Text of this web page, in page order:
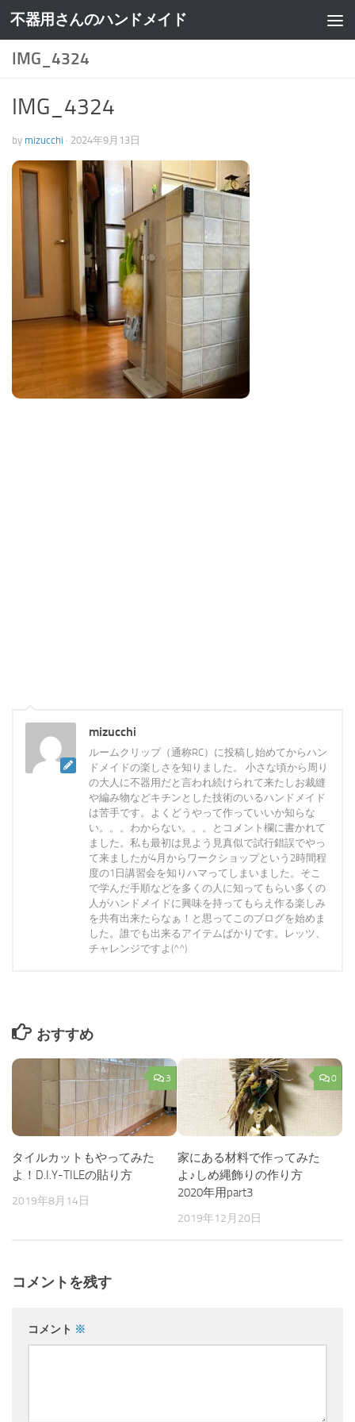
不器用さんのハンドメイド
IMG_4324
IMG_4324
by mizucchi · 2024年9月13日
mizucchi
ルームクリップ（通称RC）に投稿し始めてからハン
ドメイドの楽しさを知りました。 小さな頃から周り
の大人に不器用だと言われ続けられて来たしお裁縫
や編み物などキチンとした技術のいるハンドメイド
は苦手です。よくどうやって作っていいか知らな
い。。。わからない。。。とコメント欄に書かれて
ました。私も最初は見よう見真似で試行錯誤でやっ
て来ましたが4月からワークショップという2時間程
度の1日講習会を知りハマってしまいました。そこ
で学んだ手順などを多くの人に知ってもらい多くの
人がハンドメイドに興味を持ってもらえ作る楽しみ
を共有出来たらなぁ！と思ってこのブログを始めま
した。誰でも出来るアイテムばかりです。レッツ、
チャレンジですよ(^^)
おすすめ
3
タイルカットもやってみた
よ！D.I.Y-TILEの貼り方
2019年8月14日
0
家にある材料で作ってみた
よ♪しめ縄飾りの作り方
2020年用part3
2019年12月20日
コメントを残す
コメント ※